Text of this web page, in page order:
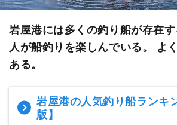
岩屋港には多くの釣り船が存在
人が船釣りを楽しんでいる。
よ
ある。
岩屋港の人気釣り船ランキ
版】